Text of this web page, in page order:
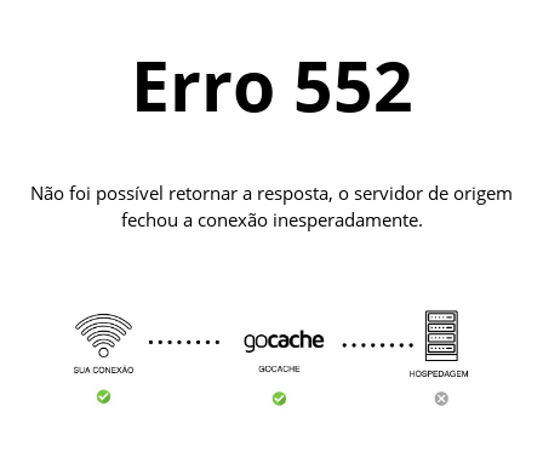
Erro 552
Não foi possível retornar a resposta, o servidor de origem
fechou a conexão inesperadamente.